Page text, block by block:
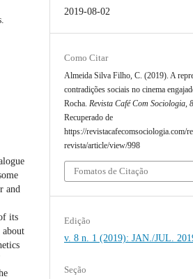
and
its
2019-08-02
Como Citar
Almeida Silva Filho, C. (2019). A
contradições sociais no cinema
Rocha. Revista Café Com Sociologia 8
Recuperado de
https://revistacafecomsociologia.com/
revista/article/view/998
Fomatos de Citação
Edição
v. 8 n. 1 (2019): JAN./JUL.
Seção